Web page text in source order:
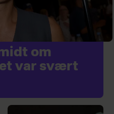
om
var svært